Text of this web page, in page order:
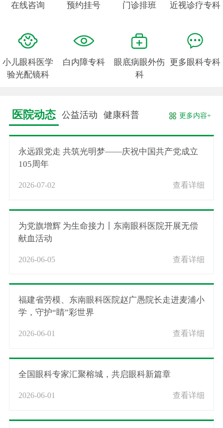
在线咨询 预约挂号 门诊排班 近视诊疗专科
小儿眼科医学
验光配镜科
白内障专科
眼底病眼外伤
科
更多眼科专科
医院动态 公益活动 健康科普 更多内容+
永远跟党走 共筑光明梦——庆祝中国共产党成立
105周年
2026-07-02 查看详细
为党旗增辉 为生命接力丨东南眼科医院开展无偿
献血活动
2026-06-05 查看详细
福建省劳模、东南眼科医院赵广愚院长走进麦浦小
学，守护“睛”彩世界
2026-06-01 查看详细
全国眼科专家汇聚榕城，共启眼科新篇章
2026-06-01 查看详细